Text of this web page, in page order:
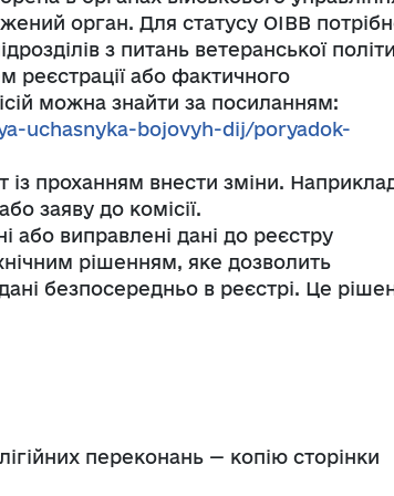
орган. Для статусу ОІВВ
з питань ветеранської
реєстрації або фактичного
можна знайти за посиланням:
uchasnyka-bojovyh-dij/poryadok-
проханням внести зміни.
заяву до комісії.
або виправлені дані до реєстру
рішенням, яке дозволить
безпосередньо в реєстрі. Це
переконань — копію сторінки